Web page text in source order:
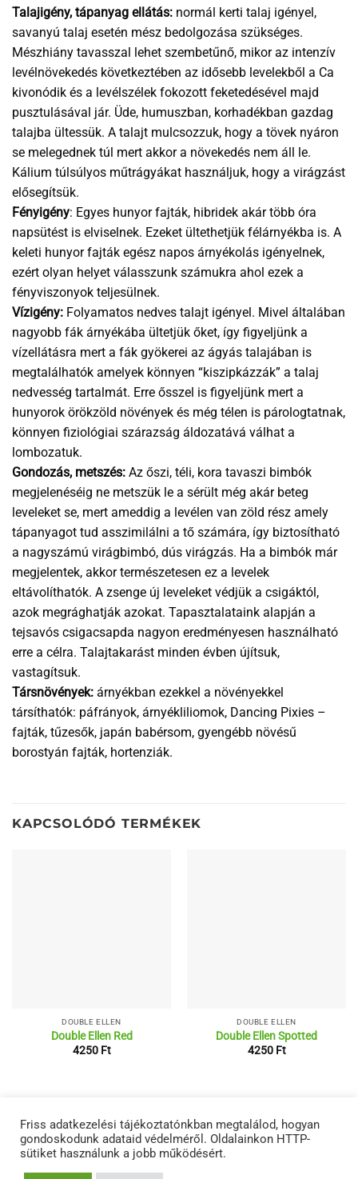
Talajigény, tápanyag ellátás: normál kerti talaj igényel,
savanyú talaj esetén mész bedolgozása szükséges.
Mészhiány tavasszal lehet szembetűnő, mikor az intenzív
levélnövekedés következtében az idősebb levelekből a Ca
kivonódik és a levélszélek fokozott feketedésével majd
pusztulásával jár. Üde, humuszban, korhadékban gazdag
talajba ültessük. A talajt mulcsozzuk, hogy a tövek nyáron
se melegednek túl mert akkor a növekedés nem áll le.
Kálium túlsúlyos műtrágyákat használjuk, hogy a virágzást
elősegítsük.
Fényigény: Egyes hunyor fajták, hibridek akár több óra
napsütést is elviselnek. Ezeket ültethetjük félárnyékba is. A
keleti hunyor fajták egész napos árnyékolás igényelnek,
ezért olyan helyet válasszunk számukra ahol ezek a
fényviszonyok teljesülnek.
Vízigény: Folyamatos nedves talajt igényel. Mivel általában
nagyobb fák árnyékába ültetjük őket, így figyeljünk a
vízellátásra mert a fák gyökerei az ágyás talajában is
megtalálhatók amelyek könnyen “kiszipkázzák” a talaj
nedvesség tartalmát. Erre ősszel is figyeljünk mert a
hunyorok örökzöld növények és még télen is párologtatnak,
könnyen fiziológiai szárazság áldozatává válhat a
lombozatuk.
Gondozás, metszés: Az őszi, téli, kora tavaszi bimbók
megjelenéséig ne metszük le a sérült még akár beteg
leveleket se, mert ameddig a levélen van zöld rész amely
tápanyagot tud asszimilálni a tő számára, így biztosítható
a nagyszámú virágbimbó, dús virágzás. Ha a bimbók már
megjelentek, akkor természetesen ez a levelek
eltávolíthatók. A zsenge új leveleket védjük a csigáktól,
azok megrághatják azokat. Tapasztalataink alapján a
tejsavós csigacsapda nagyon eredményesen használható
erre a célra. Talajtakarást minden évben újítsuk,
vastagítsuk.
Társnövények: árnyékban ezekkel a növényekkel
társíthatók: páfrányok, árnyékliliomok, Dancing Pixies –
fajták, tűzesők, japán babérsom, gyengébb növésű
borostyán fajták, hortenziák.
KAPCSOLÓDÓ TERMÉKEK
DOUBLE ELLEN
Double Ellen Red
4250 Ft
DOUBLE ELLEN
Double Ellen Spotted
4250 Ft
RÓLUNK ÁSZF ADATVÉDELMI NYILATKOZATOK
TERMÉKEINK
KAPCSOLAT
Copyright 2026 ©Netwerk
Friss adatkezelési tájékoztatónkban megtalálod, hogyan
gondoskodunk adataid védelméről. Oldalainkon HTTP-
sütiket használunk a jobb működésért.